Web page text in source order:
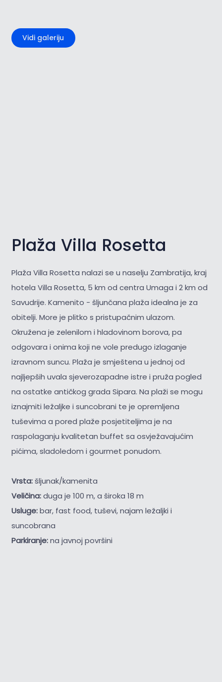
Vidi galeriju
Plaža Villa Rosetta
Plaža Villa Rosetta nalazi se u naselju Zambratija, kraj
hotela Villa Rosetta, 5 km od centra Umaga i 2 km od
Savudrije. Kamenito - šljunčana plaža idealna je za
obitelji. More je plitko s pristupačnim ulazom.
Okružena je zelenilom i hladovinom borova, pa
odgovara i onima koji ne vole predugo izlaganje
izravnom suncu. Plaža je smještena u jednoj od
najljepših uvala sjeverozapadne istre i pruža pogled
na ostatke antičkog grada Sipara. Na plaži se mogu
iznajmiti ležaljke i suncobrani te je opremljena
tuševima a pored plaže posjetiteljima je na
raspolaganju kvalitetan buffet sa osvježavajućim
pićima, sladoledom i gourmet ponudom.
Vrsta:šljunak/kamenita
Veličina:duga je 100 m, a široka 18 m
Usluge:bar, fast food, tuševi, najam ležaljki i
suncobrana
Parkiranje:na javnoj površini